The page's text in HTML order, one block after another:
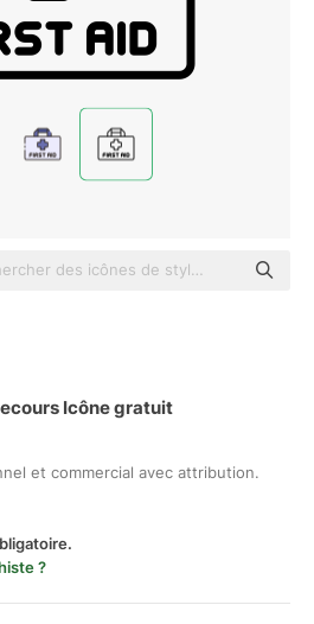
Icône gratuit
et commercial avec attribution.
?